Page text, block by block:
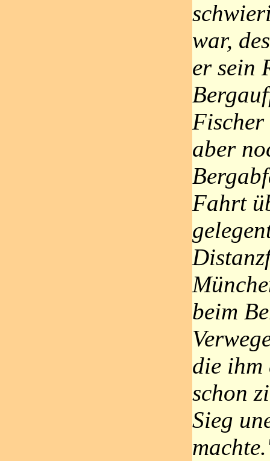
war,
er sein
Fischer
aber
Fahrt
beim
die ihm
schon
Sieg